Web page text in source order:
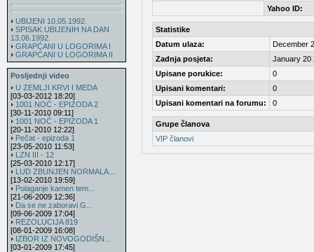
UBIJENI 10.05.1992.
SPISAK UBIJENIH NA DAN
13.06.1992.
GRAPĆANI U LOGORIMA I
GRAPĆANI U LOGORIMA II
Posljednji video
U ZEMLJI KRVI I MEDA
[03-03-2012 18:20]
1001 NOĆ - EPIZODA 2
[30-11-2010 09:11]
1001 NOĆ - EPIZODA 1
[20-11-2010 12:22]
Pečat - epizoda 1
[23-05-2010 11:53]
LZN III - 12
[25-03-2010 12:17]
LUD ZBUNJEN NORMALA...
[13-02-2010 19:59]
Polaganje kamen tem...
[21-06-2009 12:36]
Da se ne zaboravi G...
[09-06-2009 17:04]
REZOLUCIJA 819
[08-01-2009 16:08]
IZBOR IZ NOVOGODIŠN...
[03-01-2009 17:45]
Yahoo ID:
Statistike
Datum ulaza:
December
Zadnja posjeta:
January 20
Upisane porukice:
0
Upisani komentari:
0
Upisani komentari na forumu:
0
Grupe članova
VIP članovi